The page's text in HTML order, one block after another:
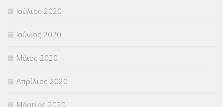
Ιούλιος 2020
Ιούνιος 2020
Μάιος 2020
Απρίλιος 2020
Μάρτιος 2020